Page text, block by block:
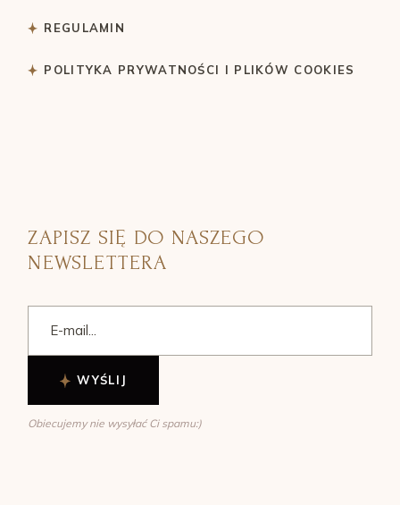
REGULAMIN
POLITYKA PRYWATNOŚCI I PLIKÓW COOKIES
ZAPISZ SIĘ DO NASZEGO
NEWSLETTERA
WYŚLIJ
Obiecujemy nie wysyłać Ci spamu:)